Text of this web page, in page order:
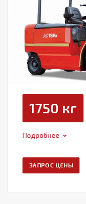
1750 кг
Подробнее
ЗАПРОС ЦЕНЫ